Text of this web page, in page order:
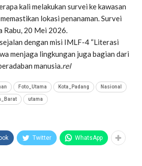
kali melakukan survei ke kawasan
lokasi penanaman. Survei
Rabu, 20 Mei 2026.
dengan misi IMLF-4 “Literasi
menjaga lingkungan juga bagian dari
manusia.rel
Foto_Utama Kota_Padang Nasional
utama
Twitter WhatsApp